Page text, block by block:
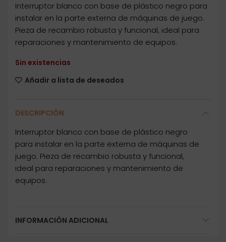
Interruptor blanco con base de plástico negro para
instalar en la parte externa de máquinas de juego.
Pieza de recambio robusta y funcional, ideal para
reparaciones y mantenimiento de equipos.
Sin existencias
Añadir a lista de deseados
DESCRIPCIÓN
Interruptor blanco con base de plástico negro
para instalar en la parte externa de máquinas de
juego. Pieza de recambio robusta y funcional,
ideal para reparaciones y mantenimiento de
equipos.
INFORMACIÓN ADICIONAL